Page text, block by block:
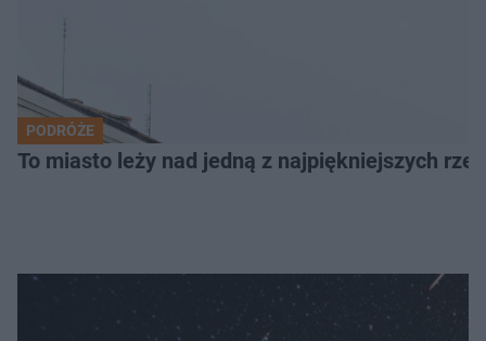
PODRÓŻE
To miasto leży nad jedną z najpiękniejszych